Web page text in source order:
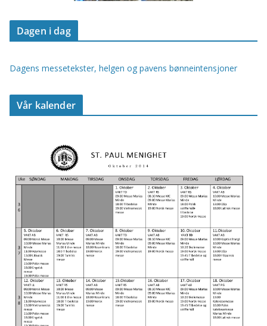
Dagen i dag
Dagens messetekster, helgen og pavens bønneintensjoner
Vår kalender